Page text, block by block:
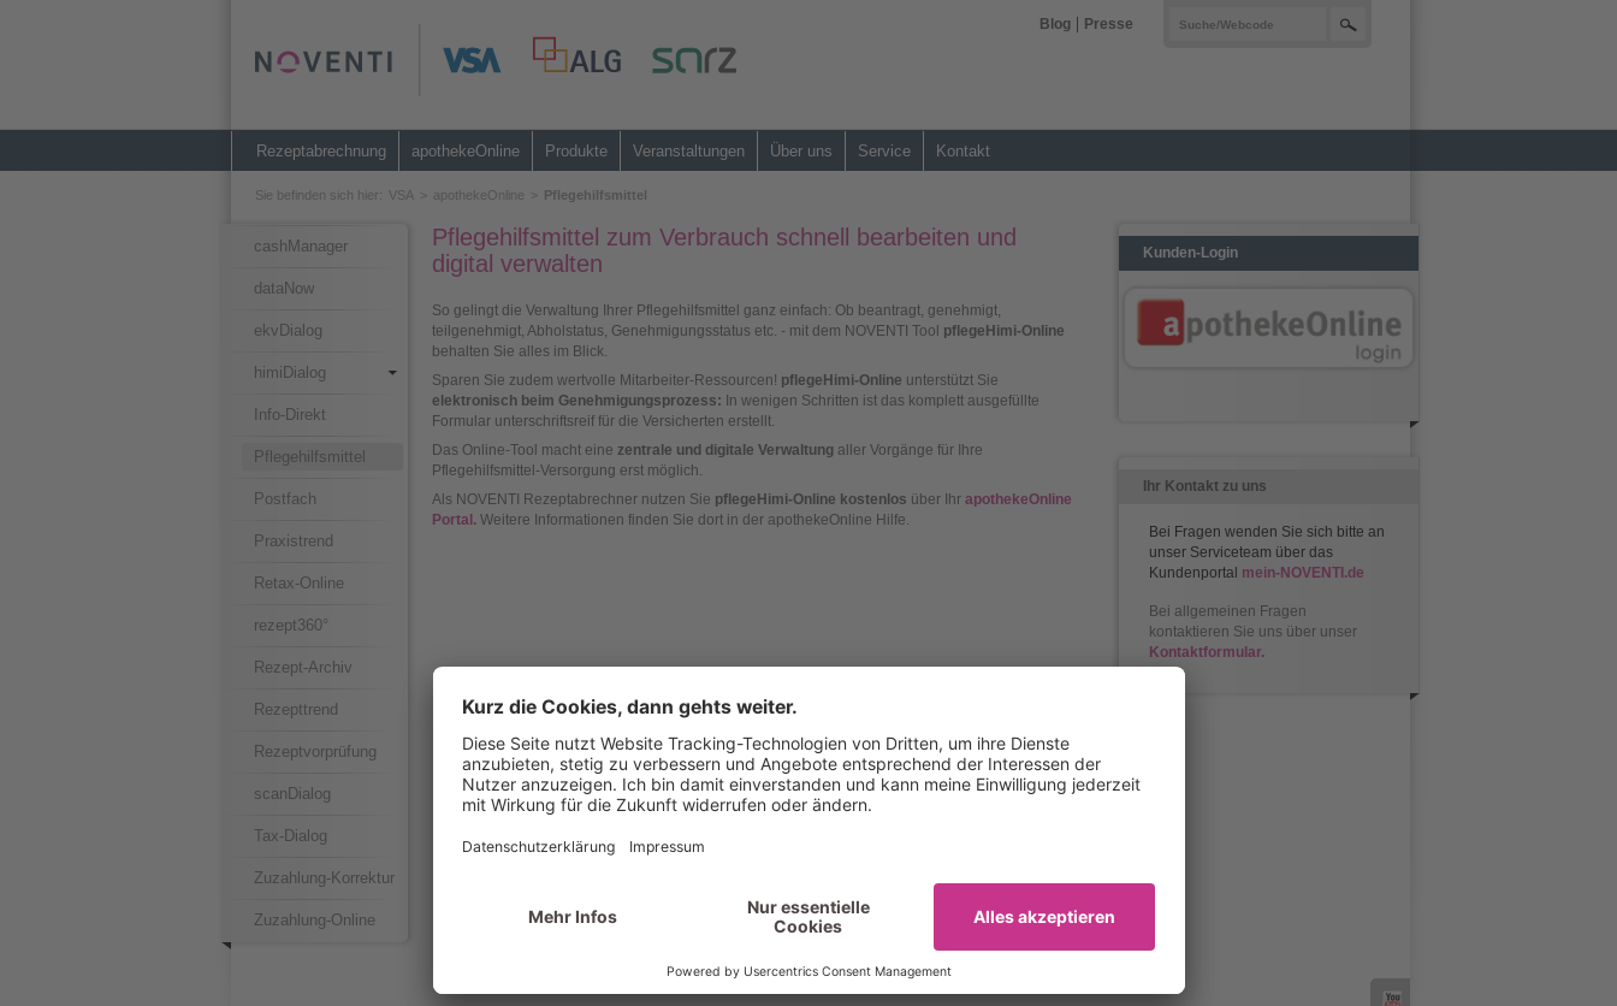
Blog Presse
Rezeptabrechnung apothekeOnline Produkte Veranstaltungen Über uns Service Kontakt
Sie befinden sich hier: VSA > apothekeOnline > Pflegehilfsmittel
cashManager
dataNow
ekvDialog
himiDialog
Info-Direkt
Pflegehilfsmittel
Postfach
Praxistrend
Retax-Online
rezept360°
Rezept-Archiv
Rezepttrend
Rezeptvorprüfung
scanDialog
Tax-Dialog
Zuzahlung-Korrektur
Zuzahlung-Online
Pflegehilfsmittel zum Verbrauch schnell bearbeiten und
digital verwalten
So gelingt die Verwaltung Ihrer Pflegehilfsmittel ganz einfach: Ob beantragt, genehmigt,
teilgenehmigt, Abholstatus, Genehmigungsstatus etc. - mit dem NOVENTI Tool pflegeHimi-Online
behalten Sie alles im Blick.
Sparen Sie zudem wertvolle Mitarbeiter-Ressourcen! pflegeHimi-Online unterstützt Sie
elektronisch beim Genehmigungsprozess: In wenigen Schritten ist das komplett ausgefüllte
Formular unterschriftsreif für die Versicherten erstellt.
Das Online-Tool macht eine zentrale und digitale Verwaltung aller Vorgänge für Ihre
Pflegehilfsmittel-Versorgung erst möglich.
Als NOVENTI Rezeptabrechner nutzen Sie pflegeHimi-Online kostenlos über Ihr apothekeOnline
Portal. Weitere Informationen finden Sie dort in der apothekeOnline Hilfe.
Kunden-Login
Ihr Kontakt zu uns
Bei Fragen wenden Sie sich bitte an
unser Serviceteam über das
Kundenportal mein-NOVENTI.de
Bei allgemeinen Fragen
kontaktieren Sie uns über unser
Kontaktformular.